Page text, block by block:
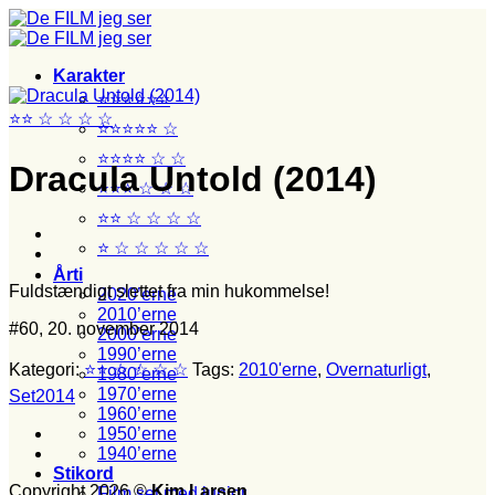
Fortsæt
til
Karakter
⭐⭐⭐⭐⭐⭐
⭐⭐⭐⭐⭐ ☆
⭐⭐⭐⭐ ☆ ☆
⭐⭐⭐ ☆ ☆ ☆
⭐⭐ ☆ ☆ ☆ ☆
⭐ ☆ ☆ ☆ ☆ ☆
Årti
2020’erne
2010’erne
2000’erne
1990’erne
1980’erne
1970’erne
1960’erne
1950’erne
1940’erne
Stikord
⭐⭐ ☆ ☆ ☆ ☆
Dracula Untold (2014)
Fuldstændigt slettet fra min hukommelse!
#60, 20. november 2014
Kategori:⭐⭐ ☆ ☆ ☆ ☆ Tags: 2010'erne, Overnaturligt,
Set2014
Copyright 2026 ©Kim Larsen